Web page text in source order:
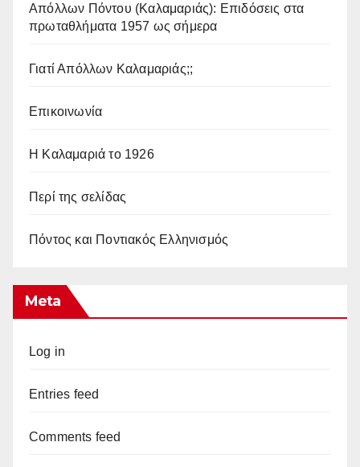
Απόλλων Πόντου (Καλαμαριάς): Επιδόσεις στα
πρωταθλήματα 1957 ως σήμερα
Γιατί Απόλλων Καλαμαριάς;;
Επικοινωνία
Η Καλαμαριά το 1926
Περί της σελίδας
Πόντος και Ποντιακός Ελληνισμός
Meta
Log in
Entries feed
Comments feed